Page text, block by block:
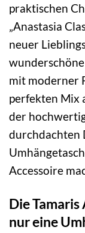
praktischen
„Anastasia
neuer
wunderschöne
mit moderner
perfekten Mix
der
durchdachten
Accessoire
Die Tamaris
nur eine